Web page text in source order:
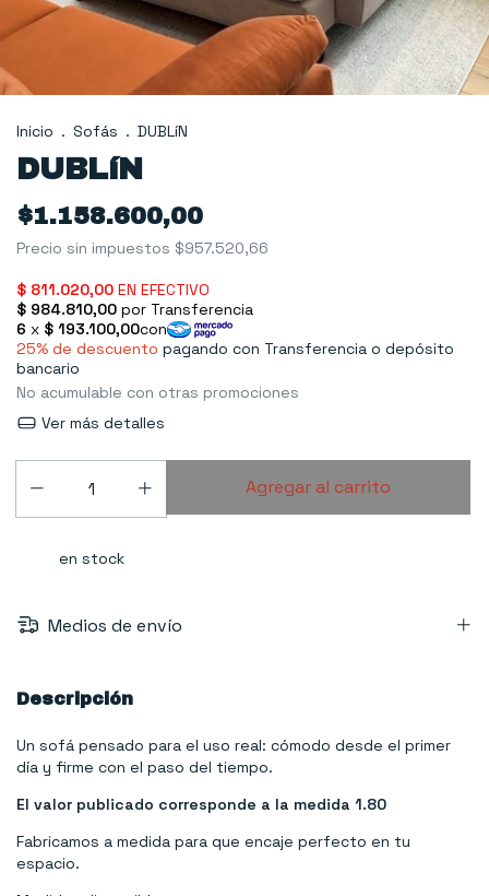
Inicio . Sofás . DUBLíN
DUBLíN
$1.158.600,00
Precio sin impuestos $957.520,66
25% de descuento pagando con Transferencia o depósito
bancario
No acumulable con otras promociones
Ver más detalles
en stock
Medios de envío
Descripción
Un sofá pensado para el uso real: cómodo desde el primer
día y firme con el paso del tiempo.
El valor publicado corresponde a la medida 1.80
Fabricamos a medida para que encaje perfecto en tu
espacio.